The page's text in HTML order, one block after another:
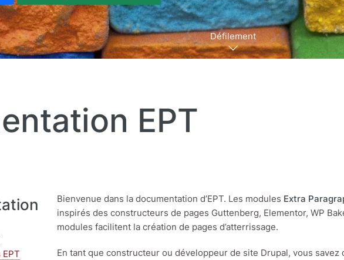
Défilement
EPT
Bienvenue dans la documentation d’EPT. Les modules Extra
inspirés des constructeurs de pages Guttenberg, Elementor, WP
modules facilitent la création de pages d’atterrissage.
En tant que constructeur ou développeur de site Drupal, vous